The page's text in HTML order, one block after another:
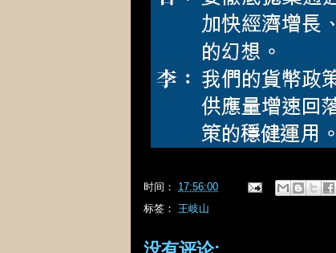
时间： 17:56:00
标签： 王岐山